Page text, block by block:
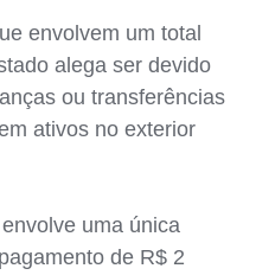
envolvem um total
alega ser devido
ou transferências
ativos no exterior
uma única
de R$ 2